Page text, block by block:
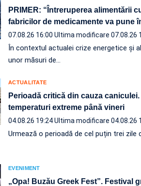
PRIMER: “Întreruperea alimentării
fabricilor de medicamente va pune
07.08.26 16:00 Ultima modificare 07.08.26
În contextul actualei crize energetice și
unor măsuri de…
ACTUALITATE
Perioadă critică din cauza
temperaturi extreme până vineri
04.08.26 19:24Ultima modificare 04.08.26
Urmează o perioadă de cel puțin trei zile
EVENIMENT
„Opa! Buzău Greek Fest”. Festival